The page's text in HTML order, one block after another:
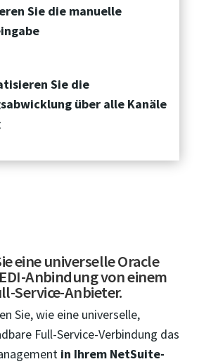
Sie die manuelle
Sie die
über alle Kanäle
eine universelle Oracle
Anbindung von einem
Service-Anbieter.
Sie, wie eine universelle,
Full-Service-Verbindung das
in Ihrem NetSuite-